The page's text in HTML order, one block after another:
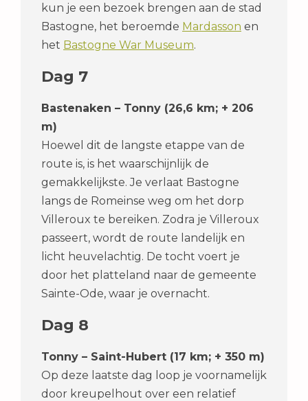
kun je een bezoek brengen aan de stad
Bastogne, het beroemde Mardasson en
het Bastogne War Museum.
Dag 7
Bastenaken – Tonny (26,6 km; + 206
m)
Hoewel dit de langste etappe van de
route is, is het waarschijnlijk de
gemakkelijkste. Je verlaat Bastogne
langs de Romeinse weg om het dorp
Villeroux te bereiken. Zodra je Villeroux
passeert, wordt de route landelijk en
licht heuvelachtig. De tocht voert je
door het platteland naar de gemeente
Sainte-Ode, waar je overnacht.
Dag 8
Tonny – Saint-Hubert (17 km; + 350 m)
Op deze laatste dag loop je voornamelijk
door kreupelhout over een relatief